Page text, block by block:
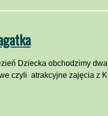
Dziecka obchodzimy
czyli atrakcyjne zajęcia z